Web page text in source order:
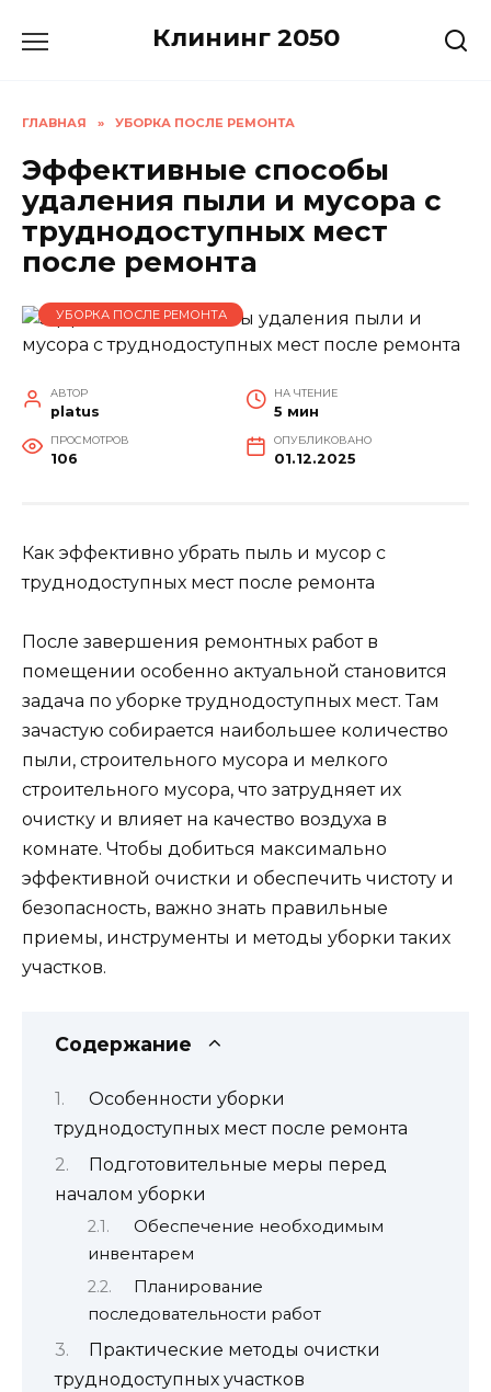
Клининг 2050
ГЛАВНАЯ » УБОРКА ПОСЛЕ РЕМОНТА
Эффективные способы
удаления пыли и мусора с
труднодоступных мест
после ремонта
УБОРКА ПОСЛЕ РЕМОНТА
АВТОР
platus
НА ЧТЕНИЕ
5 мин
ПРОСМОТРОВ
106
ОПУБЛИКОВАНО
01.12.2025
Как эффективно убрать пыль и мусор с
труднодоступных мест после ремонта
После завершения ремонтных работ в
помещении особенно актуальной становится
задача по уборке труднодоступных мест. Там
зачастую собирается наибольшее количество
пыли, строительного мусора и мелкого
строительного мусора, что затрудняет их
очистку и влияет на качество воздуха в
комнате. Чтобы добиться максимально
эффективной очистки и обеспечить чистоту и
безопасность, важно знать правильные
приемы, инструменты и методы уборки таких
участков.
Содержание
Особенности уборки
труднодоступных мест после ремонта
Подготовительные меры перед
началом уборки
Обеспечение необходимым
инвентарем
Планирование
последовательности работ
Практические методы очистки
труднодоступных участков